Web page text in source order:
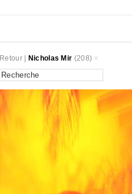
Retour| Nicholas Mir (208)